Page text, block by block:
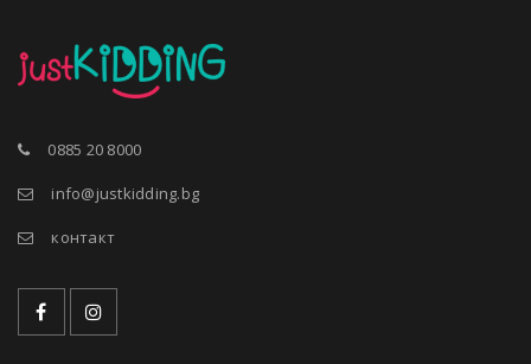
0885 20 8000
info@justkidding.bg
контакт